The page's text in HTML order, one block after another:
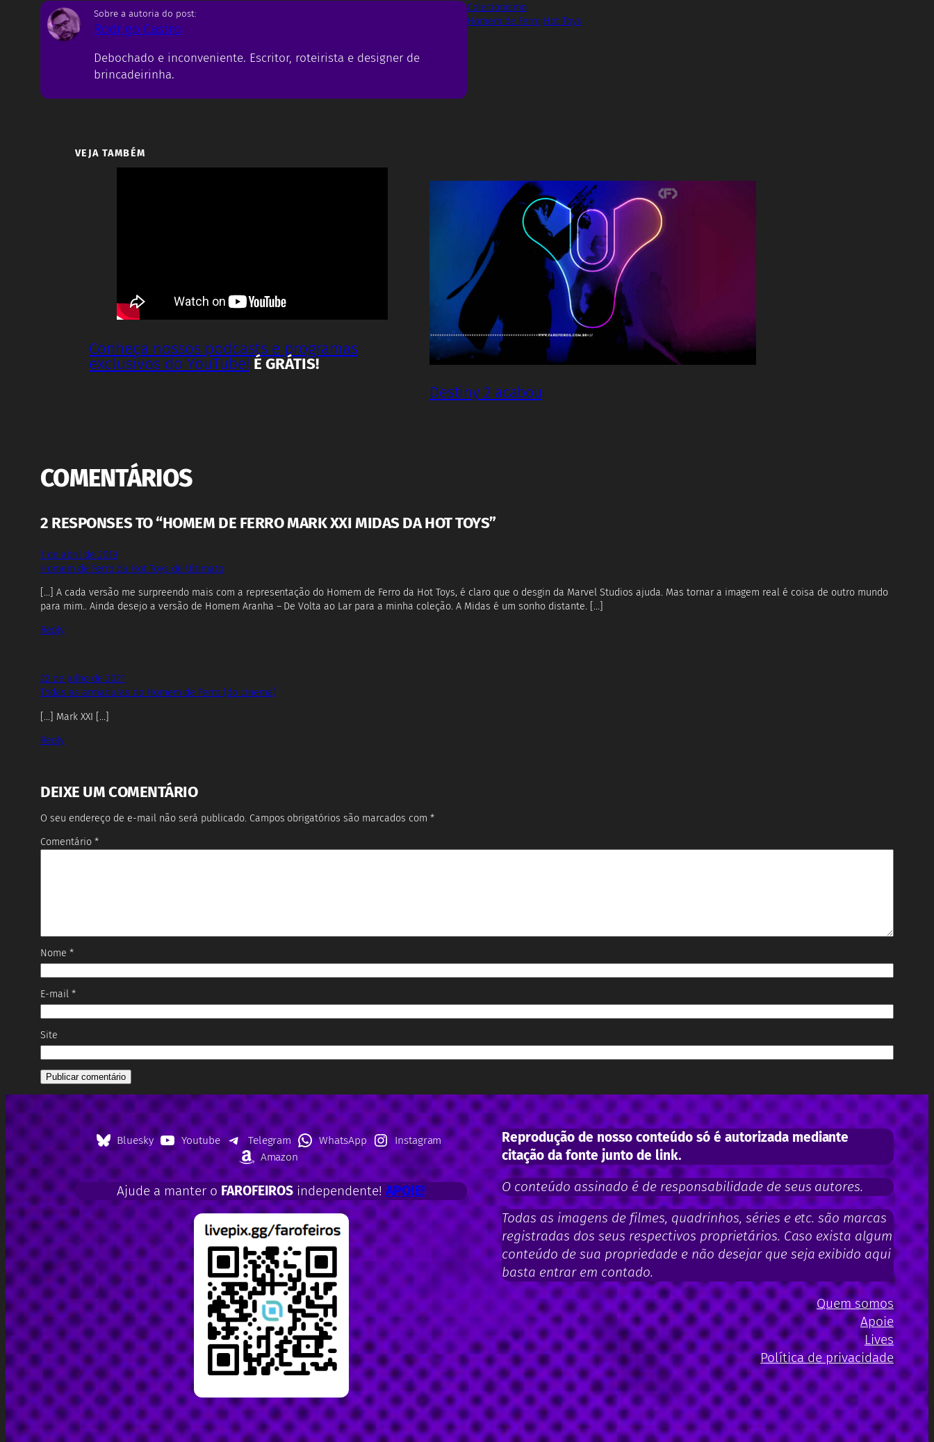
Sobre a autoria do post:
Rodrigo Castro
Debochado e inconveniente. Escritor, roteirista e designer de
brincadeirinha.
Colecionismo
Homem de Ferro Hot Toys
VEJA TAMBÉM
Conheça nossos podcasts e programas
exclusivos do YouTube! É GRÁTIS!
Destiny 2 acabou
COMENTÁRIOS
2 RESPONSES TO “HOMEM DE FERRO MARK XXI MIDAS DA HOT TOYS”
1 de abril de 2019
Homem de Ferro da Hot Toys de Ultimato
[…] A cada versão me surpreendo mais com a representação do Homem de Ferro da Hot Toys, é claro que o desgin da Marvel Studios ajuda. Mas tornar a imagem real é coisa de outro mundo
para mim.. Ainda desejo a versão de Homem Aranha – De Volta ao Lar para a minha coleção. A Midas é um sonho distante. […]
Reply
22 de julho de 2021
Todas as armaduras do Homem de Ferro (do cinema)
[…] Mark XXI […]
Reply
DEIXE UM COMENTÁRIO
O seu endereço de e-mail não será publicado. Campos obrigatórios são marcados com*
Comentário *
Nome *
E-mail *
Site
Bluesky Youtube Telegram WhatsApp
Instagram
Amazon
Ajude a manter o FAROFEIROS independente!APOIE!
Reprodução de nosso conteúdo só é autorizada mediante
citação da fonte junto de link.
O conteúdo assinado é de responsabilidade de seus autores.
Todas as imagens de filmes, quadrinhos, séries e etc. são marcas
registradas dos seus respectivos proprietários. Caso exista algum
conteúdo de sua propriedade e não desejar que seja exibido aqui
basta entrar em contado.
Quem somos
Apoie
Lives
Política de privacidade